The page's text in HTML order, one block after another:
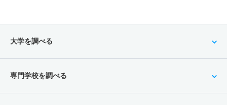
大学を調べる
専門学校を調べる